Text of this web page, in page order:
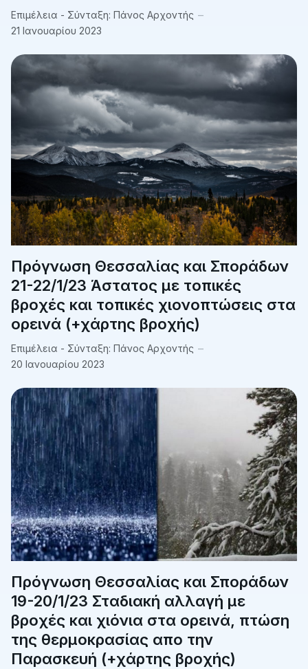
Επιμέλεια - Σύνταξη: Πάνος Αρχοντής
21 Ιανουαρίου 2023
Πρόγνωση Θεσσαλίας και Σποράδων
21-22/1/23 Άστατος με τοπικές
βροχές και τοπικές χιονοπτώσεις στα
ορεινά (+χάρτης βροχής)
Επιμέλεια - Σύνταξη: Πάνος Αρχοντής
20 Ιανουαρίου 2023
Πρόγνωση Θεσσαλίας και Σποράδων
19-20/1/23 Σταδιακή αλλαγή με
βροχές και χιόνια στα ορεινά, πτώση
της θερμοκρασίας απο την
Παρασκευή (+χάρτης βροχής)